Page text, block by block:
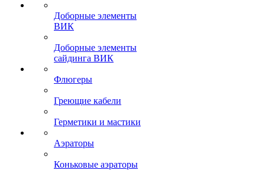
Доборные элементы
ВИК
Доборные элементы
сайдинга ВИК
Флюгеры
Греющие кабели
Герметики и мастики
Аэраторы
Коньковые аэраторы